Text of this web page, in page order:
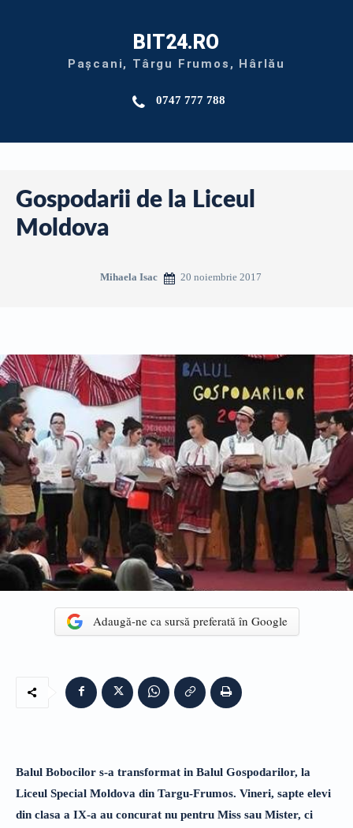
BIT24.RO
Pașcani, Târgu Frumos, Hârlău
0747 777 788
Gospodarii de la Liceul
Moldova
Mihaela Isac 20 noiembrie 2017
Adaugă-ne ca sursă preferată în Google
Balul Bobocilor s-a transformat in Balul Gospodarilor, la
Liceul Special Moldova din Targu-Frumos. Vineri, sapte elevi
din clasa a IX-a au concurat nu pentru Miss sau Mister, ci